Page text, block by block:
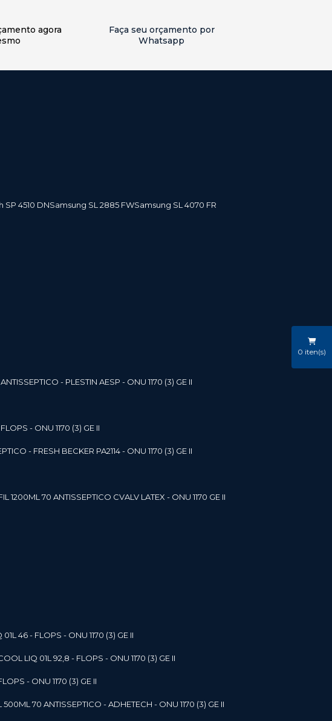
agora
Faça seu orçamento por
Whatsapp
SP 4510 DN Samsung SL 2885 FW Samsung SL 4070 FR
- PLESTIN AESP - ONU 1170 (3) GE II
- ONU 1170 (3) GE II
- FRESH BECKER PA2114 - ONU 1170 (3) GE II
1200ML 70 ANTISSEPTICO CVALV LATEX - ONU 1170 GE II
01L 46 - FLOPS - ONU 1170 (3) GE II
LIQ 01L 92,8 - FLOPS - ONU 1170 (3) GE II
- ONU 1170 (3) GE II
500ML 70 ANTISSEPTICO - ADHETECH - ONU 1170 (3) GE II
0 iten(s)